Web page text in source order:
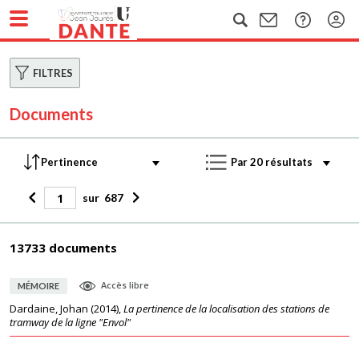
FILTRES
Documents
sur 687
13733 documents
MÉMOIRE Accès libre
Dardaine, Johan (2014),La pertinence de la localisation des stations de
tramway de la ligne "Envol"